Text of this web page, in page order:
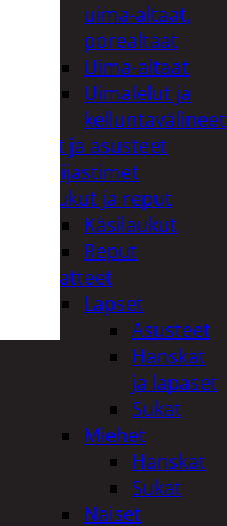
uima-altaat,
porealtaat
Uima-altaat
Uimalelut ja
kelluntavälineet
Vaatteet ja asusteet
Heijastimet
Laukut ja reput
Käsilaukut
Reput
Vaatteet
Lapset
Asusteet
Hanskat
ja lapaset
Sukat
Miehet
Hanskat
Sukat
Naiset